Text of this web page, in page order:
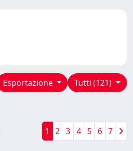
Tutti (121)
Esportazione
1 2 3 4 5 6 7